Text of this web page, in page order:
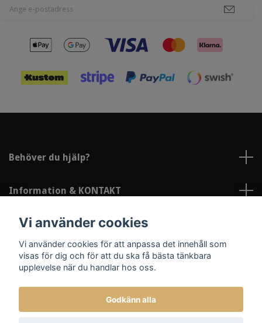
Behöver du hjälp?
Information & KONTAKT
Sociala medier
Vi använder cookies
Vi använder cookies för att anpassa det innehåll som
visas för dig och för att du ska få bästa tänkbara
upplevelse när du handlar hos oss.
Godkänn alla